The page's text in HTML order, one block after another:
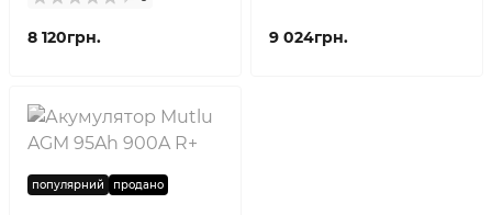
8 120грн. 9 024грн.
популярний продано